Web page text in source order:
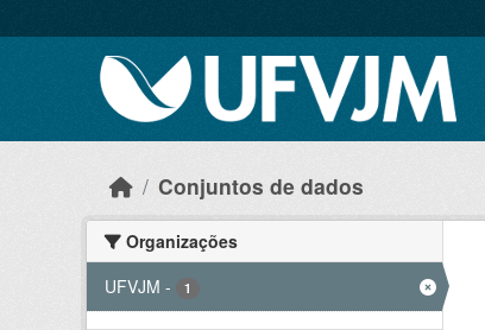
Conjuntos de dados
Organizações
UFVJM - 1